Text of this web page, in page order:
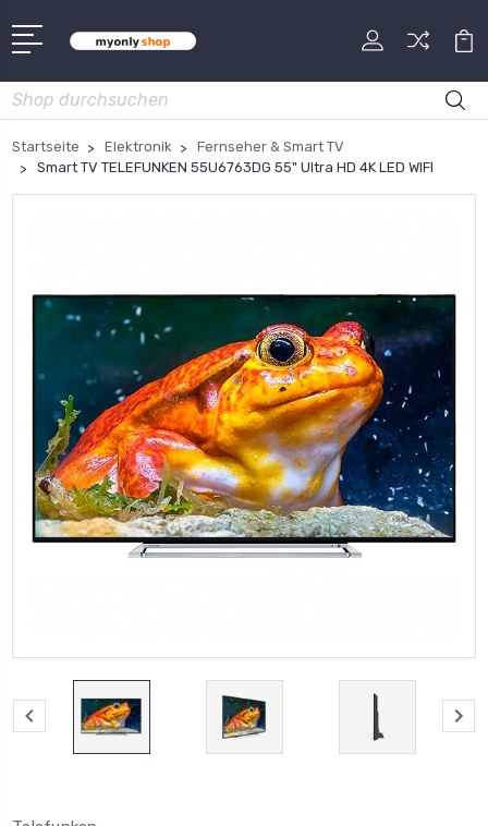
Suche
Startseite Elektronik
Fernseher & Smart TV
Smart TV TELEFUNKEN 55U6763DG 55" Ultra HD 4K LED WIFI